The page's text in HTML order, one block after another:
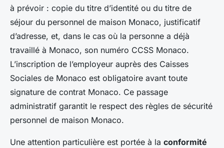
à prévoir : copie du titre d’identité ou du titre de
séjour du personnel de maison Monaco, justificatif
d’adresse, et, dans le cas où la personne a déjà
travaillé à Monaco, son numéro CCSS Monaco.
L’inscription de l’employeur auprès des Caisses
Sociales de Monaco est obligatoire avant toute
signature de contrat Monaco. Ce passage
administratif garantit le respect des règles de sécurité
personnel de maison Monaco.
Une attention particulière est portée à la conformité